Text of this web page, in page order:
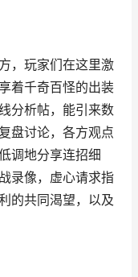
，玩家们在这里激
着千奇百怪的出装
分析帖，能引来数
盘讨论，各方观点
调地分享连招细
录像，虚心请求指
的共同渴望，以及